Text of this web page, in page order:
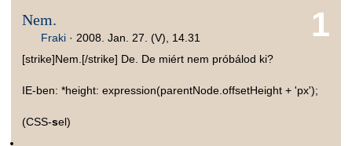
1
Nem.
Fraki · 2008. Jan. 27. (V), 14.31
[strike]Nem.[/strike] De. De miért nem próbálod ki?
IE-ben: *height: expression(parentNode.offsetHeight + 'px');
(CSS-sel)